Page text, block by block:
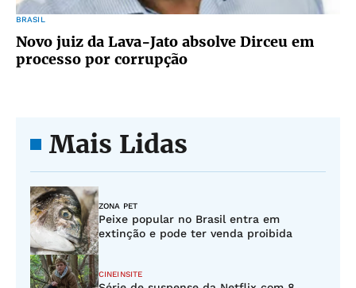
BRASIL
Novo juiz da Lava-Jato absolve Dirceu em
processo por corrupção
Mais Lidas
ZONA PET
Peixe popular no Brasil entra em
extinção e pode ter venda proibida
CINEINSITE